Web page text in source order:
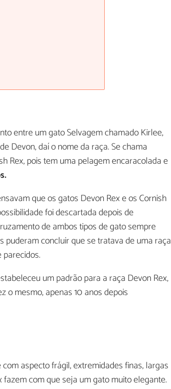
entre um gato Selvagem chamado Kirlee,
Devon, daí o nome da raça. Se chama
Rex, pois tem uma pelagem encaracolada e
que os gatos Devon Rex e os Cornish
foi descartada depois de
de ambos tipos de gato sempre
puderam concluir que se tratava de uma raça
um padrão para a raça Devon Rex,
o mesmo, apenas 10 anos depois
aspecto frágil, extremidades finas, largas
com que seja um gato muito elegante.